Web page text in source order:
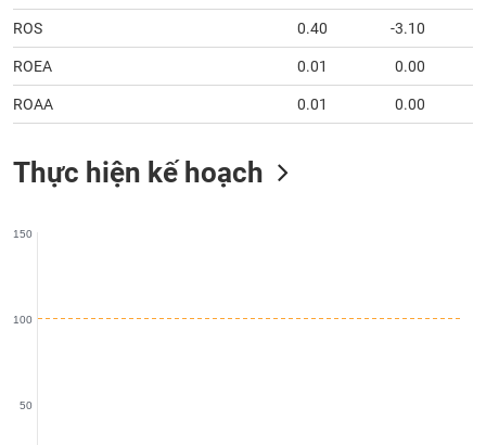
ROS 0.40 -3.10
ROEA 0.01 0.00
ROAA 0.01 0.00
Thực hiện kế hoạch
50
100
150
tài
chính
cụ
đầu
thông